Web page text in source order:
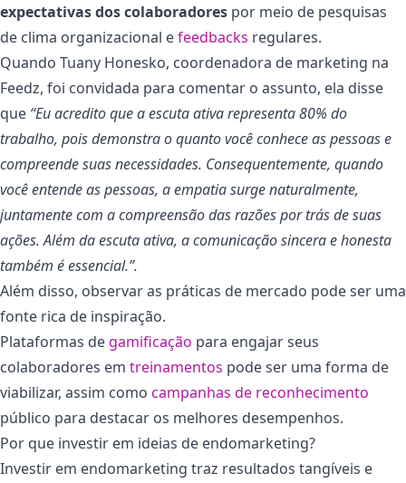
expectativas dos colaboradores por meio de pesquisas
de clima organizacional efeedbacks regulares.
Quando Tuany Honesko, coordenadora de marketing na
Feedz, foi convidada para comentar o assunto, ela disse
que “Eu acredito que a escuta ativa representa 80% do
trabalho, pois demonstra o quanto você conhece as pessoas e
compreende suas necessidades. Consequentemente, quando
você entende as pessoas, a empatia surge naturalmente,
juntamente com a compreensão das razões por trás de suas
ações. Além da escuta ativa, a comunicação sincera e honesta
também é essencial.”.
Além disso, observar as práticas de mercado pode ser uma
fonte rica de inspiração.
Plataformas de gamificação para engajar seus
colaboradores em treinamentos pode ser uma forma de
viabilizar, assim como campanhas de reconhecimento
público para destacar os melhores desempenhos.
Por que investir em ideias de endomarketing?
Investir em endomarketing traz resultados tangíveis e